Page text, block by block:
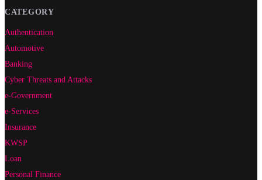
CATEGORY
Authentication
Automotive
Banking
Cyber Threats and Attacks
e-Government
e-Services
Insurance
KWSP
Loan
Personal Finance